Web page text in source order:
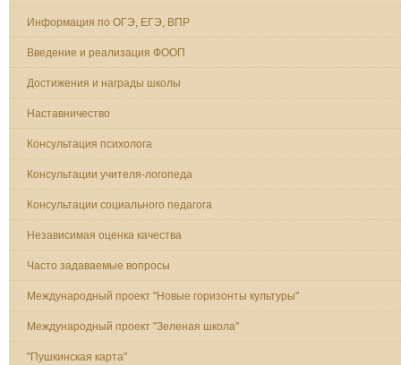
Информация по ОГЭ, ЕГЭ, ВПР
Введение и реализация ФООП
Достижения и награды школы
Наставничество
Консультация психолога
Консультации учителя-логопеда
Консультации социального педагога
Независимая оценка качества
Часто задаваемые вопросы
Международный проект "Новые горизонты культуры"
Международный проект "Зеленая школа"
"Пушкинская карта"